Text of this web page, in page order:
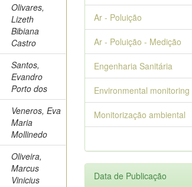
Olivares,
Lizeth
Bibiana
Castro
Santos,
Evandro
Porto dos
Veneros, Eva
Maria
Mollinedo
Oliveira,
Marcus
Vinicius
Ar - Poluição
Ar - Poluição - Medição
Engenharia Sanitária
Environmental monitoring
Monitorização ambiental
Data de Publicação